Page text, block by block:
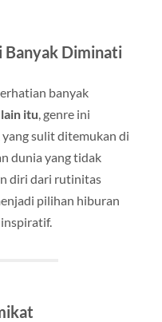
Banyak Diminati
banyak
itu, genre ini
sulit ditemukan di
dunia yang tidak
diri dari rutinitas
pilihan hiburan